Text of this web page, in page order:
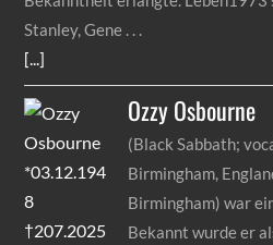
Stanley, Gene
[...]
OzzyOsbourne
(Black Sabbath;
Birmingham,
Birmingham) war
Bekannt wurde er